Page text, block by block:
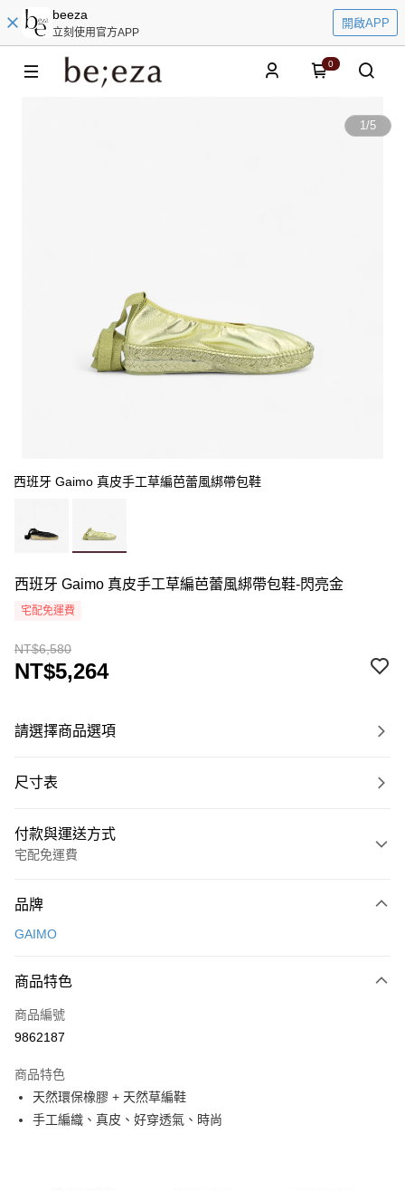
beeza
立刻使用官方APP
開啟APP
0
1/5
西班牙 Gaimo 真皮手工草編芭蕾風綁帶包鞋
西班牙 Gaimo 真皮手工草編芭蕾風綁帶包鞋-閃亮金
宅配免運費
NT$6,580
NT$5,264
請選擇商品選項
尺寸表
付款與運送方式
宅配免運費
信用卡一次付款
LINE Pay
Apple Pay
悠遊付
ATM付款
品牌
GAIMO
商品特色
商品編號
9862187
商品特色
天然環保橡膠 + 天然草編鞋
手工編織、真皮、好穿透氣、時尚